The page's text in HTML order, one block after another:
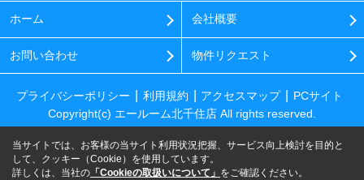
ホーム 会社概要
お問い合わせ 物件リクエスト
プライバシーポリシー 利用規約 アクセスマップ
PCサイト
Copyright(c) エールーム北千住店 All rights reserved.
当サイトでは、お客様の当サイト利用状況把握、サービス向上検討を目的と
して、クッキー（Cookie）を使用しています。
詳しくは、当社の 「Cookieの取扱いについて」 をご確認ください。